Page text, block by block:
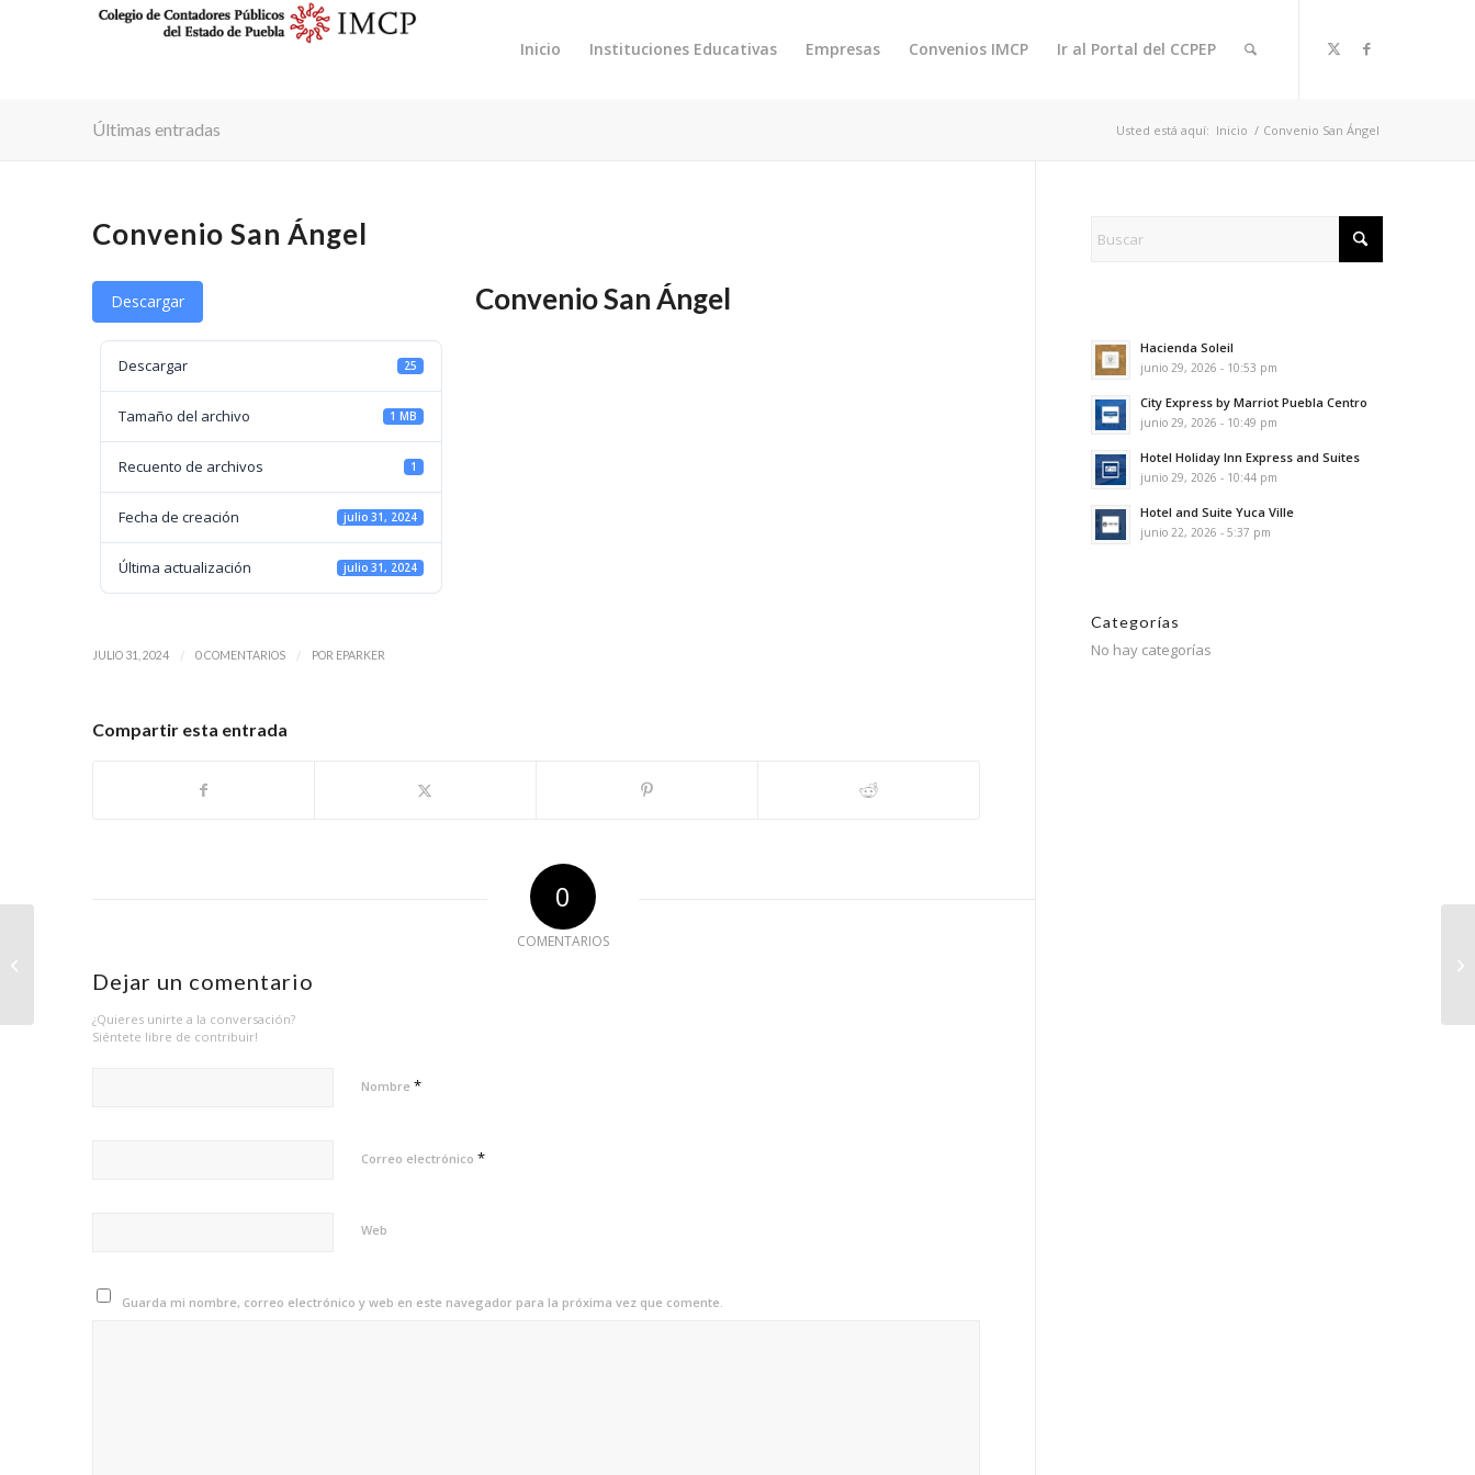
Inicio Instituciones Educativas Empresas Convenios IMCP Ir al Portal del CCPEP
Últimas entradas Usted está aquí: Inicio / Convenio San Ángel
Convenio San Ángel
Descargar
Descargar 25
Tamaño del archivo 1 MB
Recuento de archivos 1
Fecha de creación julio 31, 2024
Última actualización julio 31, 2024
Convenio San Ángel
JULIO 31, 2024 / 0 COMENTARIOS / POR EPARKER
Compartir esta entrada
0
COMENTARIOS
Dejar un comentario
¿Quieres unirte a la conversación?
Siéntete libre de contribuir!
Nombre *
Correo electrónico *
Web
Guarda mi nombre, correo electrónico y web en este navegador para la próxima vez que comente.
Hacienda Soleil
junio 29, 2026 - 10:53 pm
City Express by Marriot Puebla Centro
junio 29, 2026 - 10:49 pm
Hotel Holiday Inn Express and Suites
junio 29, 2026 - 10:44 pm
Hotel and Suite Yuca Ville
junio 22, 2026 - 5:37 pm
Categorías
No hay categorías